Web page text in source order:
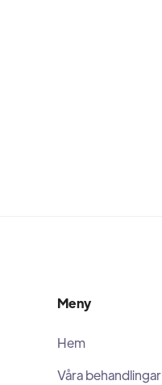
Meny
Hem
Våra behandlingar